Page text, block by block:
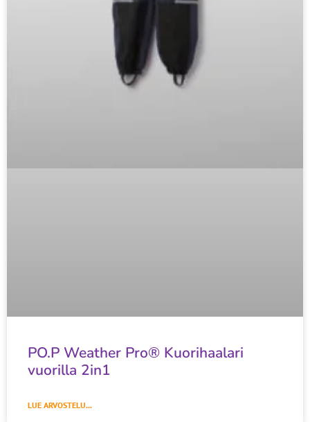
PO.P Weather Pro® Kuorihaalari
vuorilla 2in1
LUE ARVOSTELU...